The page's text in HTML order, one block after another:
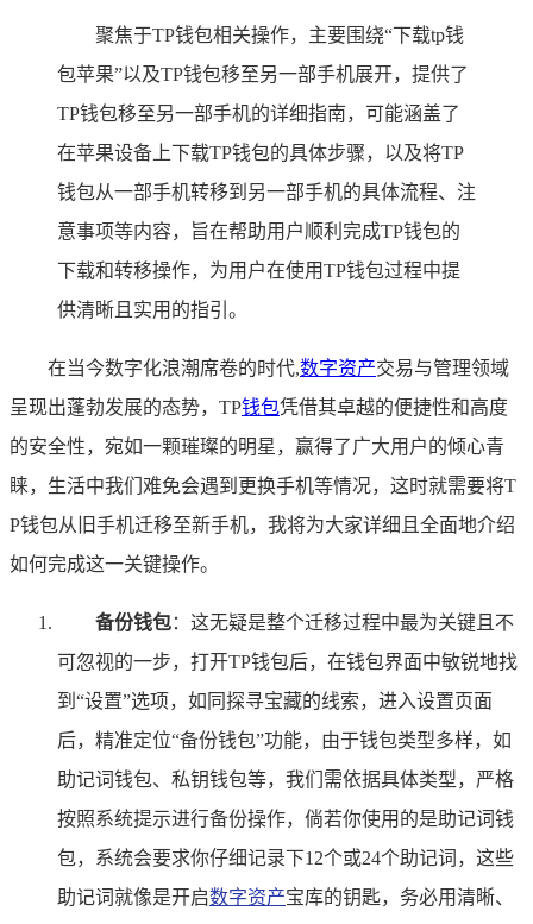
聚焦于TP钱包相关操作，主要围绕“下载tp钱
包苹果”以及TP钱包移至另一部手机展开，提供了
TP钱包移至另一部手机的详细指南，可能涵盖了
在苹果设备上下载TP钱包的具体步骤，以及将TP
钱包从一部手机转移到另一部手机的具体流程、注
意事项等内容，旨在帮助用户顺利完成TP钱包的
下载和转移操作，为用户在使用TP钱包过程中提
供清晰且实用的指引。
在当今数字化浪潮席卷的时代,数字资产交易与管理领域
呈现出蓬勃发展的态势，TP钱包凭借其卓越的便捷性和高度
的安全性，宛如一颗璀璨的明星，赢得了广大用户的倾心青
睐，生活中我们难免会遇到更换手机等情况，这时就需要将T
P钱包从旧手机迁移至新手机，我将为大家详细且全面地介绍
如何完成这一关键操作。
备份钱包：这无疑是整个迁移过程中最为关键且不
可忽视的一步，打开TP钱包后，在钱包界面中敏锐地找
到“设置”选项，如同探寻宝藏的线索，进入设置页面
后，精准定位“备份钱包”功能，由于钱包类型多样，如
助记词钱包、私钥钱包等，我们需依据具体类型，严格
按照系统提示进行备份操作，倘若你使用的是助记词钱
包，系统会要求你仔细记录下12个或24个助记词，这些
助记词就像是开启数字资产宝库的钥匙，务必用清晰、